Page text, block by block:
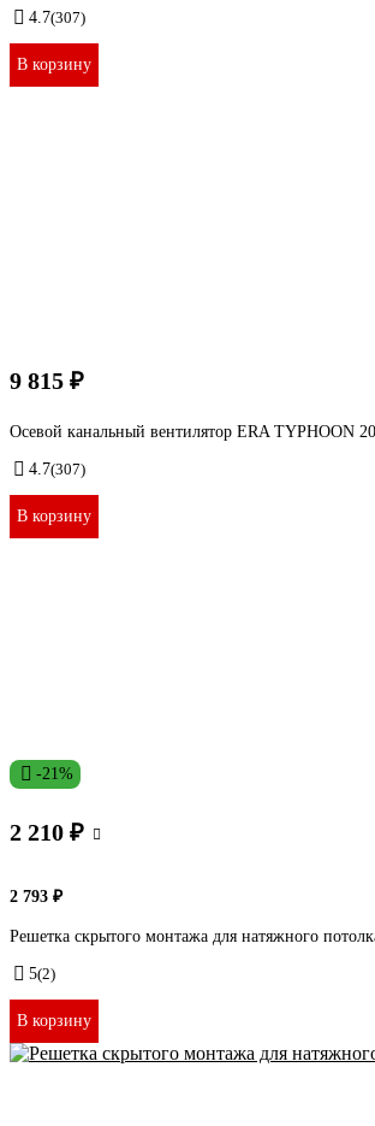
4.7(307)
В корзину
9 815 ₽
Осевой канальный вентилятор ERA TYPHOON
4.7(307)
В корзину
-21%
2 210 ₽
2 793 ₽
Решетка скрытого монтажа для натяжного
5(2)
В корзину